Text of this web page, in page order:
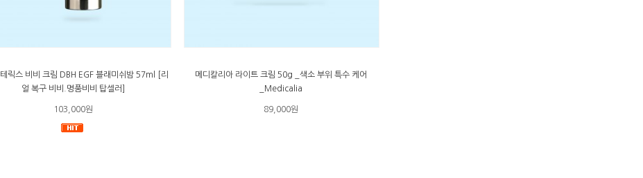
릭스 비비 크림 DBH EGF 블래미쉬밤 57ml [리
얼 복구 비비.명품비비 탑셀러]
103,000원
메디칼리아 라이트 크림 50g _색소 부위 특수 케어
_Medicalia
89,000원